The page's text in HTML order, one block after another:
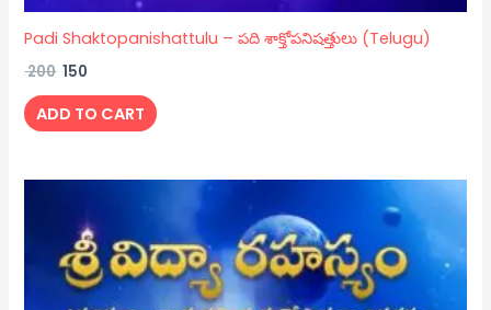
Padi Shaktopanishattulu – పది శాక్తోపనిషత్తులు (Telugu)
200 150
ADD TO CART